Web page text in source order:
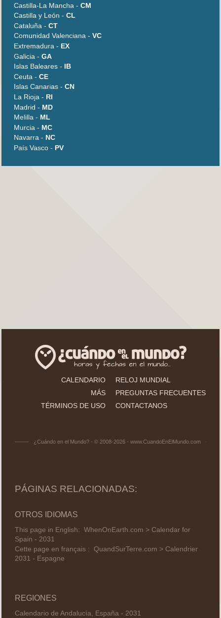
Castilla-La Mancha - CM
Castilla y León - CL
Cataluña - CT
Comunidad Valenciana - VC
Extremadura - EX
Galicia - GA
Islas Baleares - IB
Ceuta - CE
Islas Canarias - CN
La Rioja - RI
Madrid - MD
Melilla - ML
Murcia - MC
Navarra - NC
País Vasco - PV
CALENDARIO
RELOJ MUNDIAL
MÁS
PREGUNTAS FRECUENTES
TÉRMINOS DE USO
CONTACTANOS
¿Cuándo en el Mundo? - © 2008-2026 - www.CuandoEnElMundo.com
PÁGINAS RELACIONADAS:
OTROS IDIOMAS
This page in English: WhenOnEarth.com > Calendar for
Spain - 2031
Cette page en français : QuandSurTerre.com > Calendrier
2031 - Espagne
REGIONES
Calendario de Andalucía, España - 2031